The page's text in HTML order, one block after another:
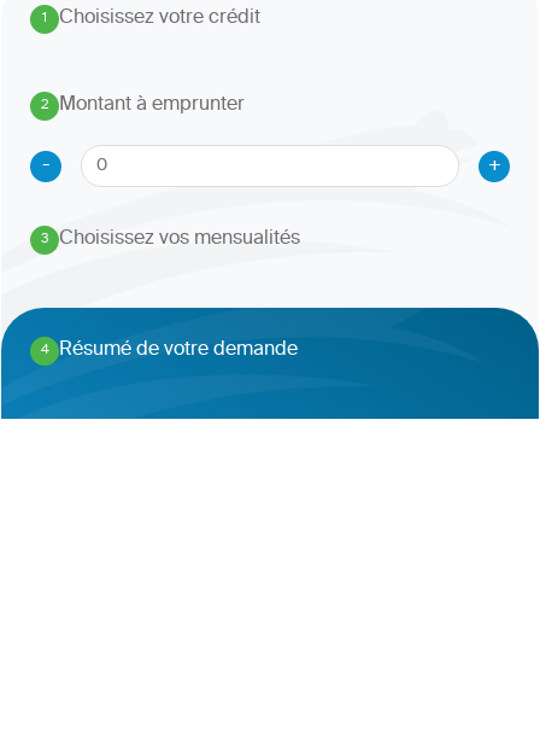
1. Choisissez votre crédit
2
.
Montant à emprunter
-
+
3
. Choisissez vos mensualités
4
. Résumé de votre demande